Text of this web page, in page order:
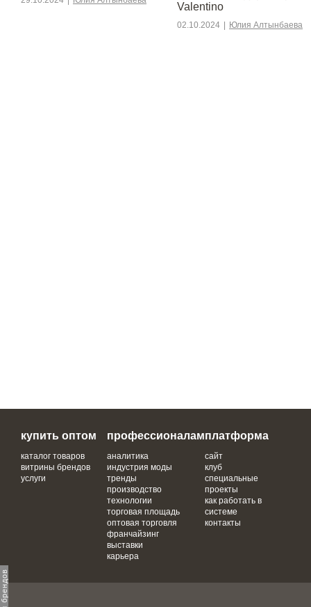
Valentino
02.10.2024 Юлия Алтынбаева
купить оптом
каталог товаров
витрины брендов
услуги
профессионалам
аналитика
индустрия моды
тренды
производство
технологии
торговая площадь
оптовая торговля
франчайзинг
выставки
карьера
платформа
сайт
клуб
специальные
проекты
как работать в
системе
контакты